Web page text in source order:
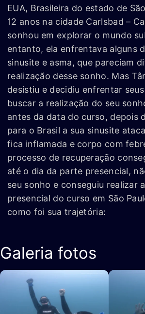
EUA, Brasileira do estado de
12 anos na cidade Carlsbad –
sonhou em explorar o mundo
entanto, ela enfrentava alguns
sinusite e asma, que pareciam
realização desse sonho. Mas
desistiu e decidiu enfrentar
buscar a realização do seu
antes da data do curso, depois
para o Brasil a sua sinusite
fica inflamada e corpo com
processo de recuperação
até o dia da parte presencial,
seu sonho e conseguiu realizar
presencial do curso em São
como foi sua trajetória:
Galeria fotos